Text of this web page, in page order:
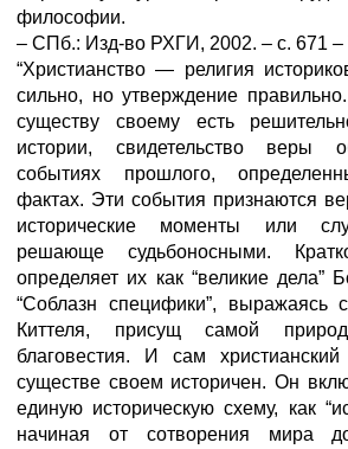
философии.
– СПб.: Изд-во РХГИ, 2002. – с. 671 –
“Христианство — религия
сильно, но утверждение
существу своему есть
истории, свидетельство веры
событиях прошлого,
фактах. Эти события признаются
исторические моменты или
решающе судьбоносными.
определяет их как “великие дела”
“Соблазн специфики”, выражаясь
Киттеля, присущ самой
благовестия. И сам
существе своем историчен. Он
единую историческую схему, как
начиная от сотворения мира